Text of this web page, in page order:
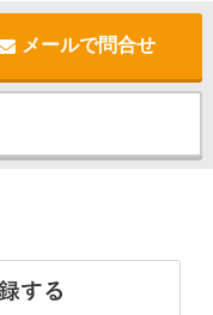
メールで問合せ